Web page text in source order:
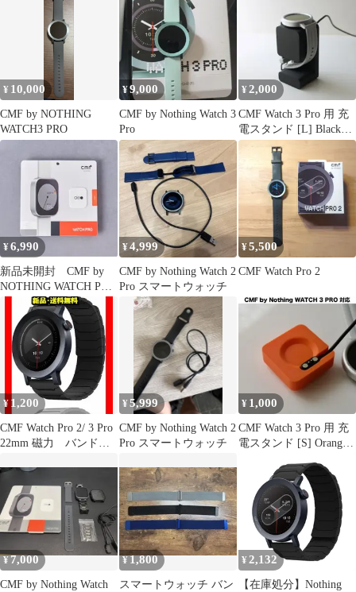
¥ 10,000
CMF by NOTHING
WATCH3 PRO
¥9,000
CMF by Nothing Watch 3
Pro
¥2,000
CMF Watch 3 Pro 用 充
電スタンド [L] Black
x3l
¥6,990
新品未開封 CMF by
NOTHING WATCH PRO
スマートウォッチ
¥4,999
CMF by Nothing Watch 2
Pro スマートウォッチ
¥5,500
CMF Watch Pro 2
¥ 1,200
CMF Watch Pro 2/ 3 Pro
22mm 磁力 バンド
¥5,999
CMF by Nothing Watch 2
Pro スマートウォッチ
¥ 1,000
CMF Watch 3 Pro 用 充
電スタンド [S] Orange
¥7,000
CMF by Nothing Watch
¥1,800
スマートウォッチ バン
¥ 2,132
【在庫処分】Nothing